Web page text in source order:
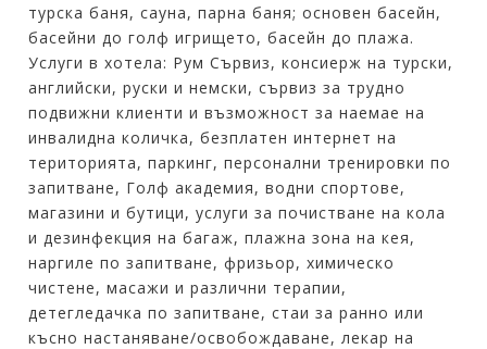
турска баня, сауна, парна баня; основен басейн,
басейни до голф игрището, басейн до плажа.
Услуги в хотела: Рум Сървиз, консиерж на турски,
английски, руски и немски, сървиз за трудно
подвижни клиенти и възможност за наемае на
инвалидна количка, безплатен интернет на
територията, паркинг, персонални тренировки по
запитване, Голф академия, водни спортове,
магазини и бутици, услуги за почистване на кола
и дезинфекция на багаж, плажна зона на кея,
наргиле по запитване, фризьор, химическо
чистене, масажи и различни терапии,
детегледачка по запитване, стаи за ранно или
късно настаняване/освобождаване, лекар на